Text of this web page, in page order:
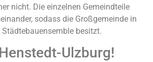
nicht. Die einzelnen Gemeindteile
sodass die Großgemeinde in
besitzt.
Ulzburg!